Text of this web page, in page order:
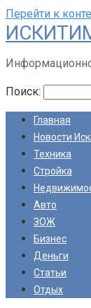
Перейти к
Поиск:
Главная
Новости
Техника
Стройка
Авто
ЗОЖ
Бизнес
Деньги
Статьи
Отдых